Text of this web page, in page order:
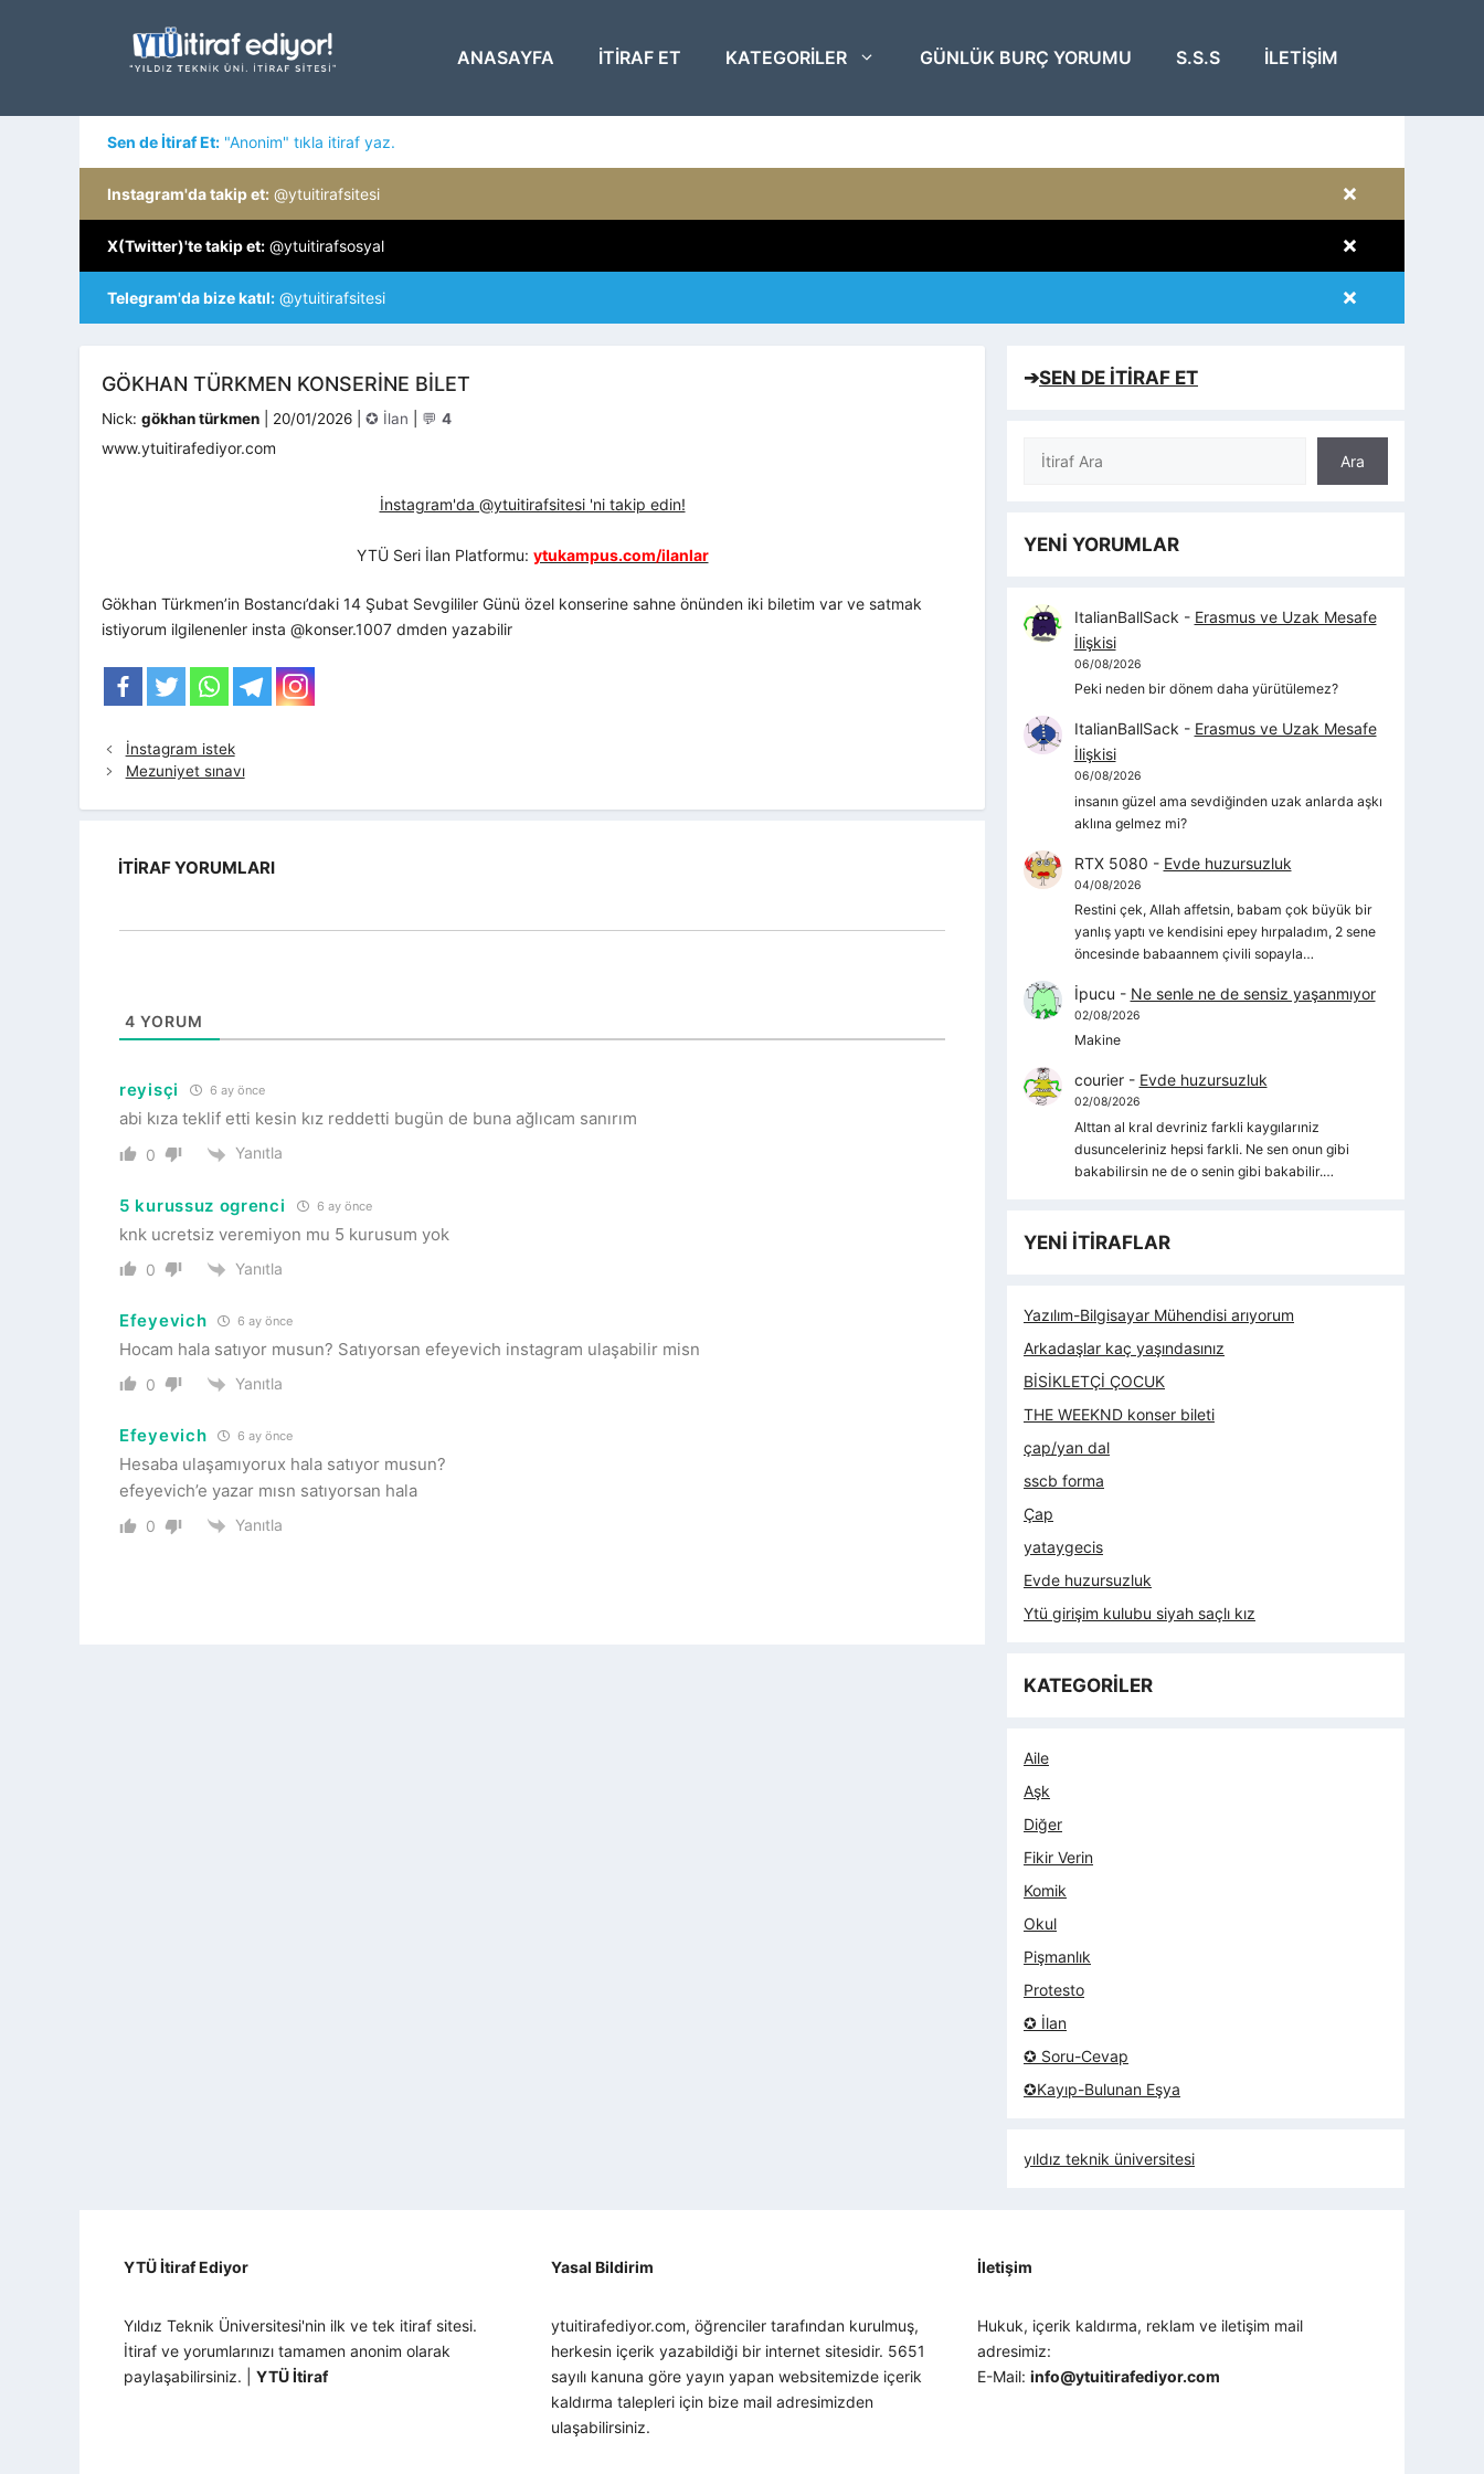
ANASAYFA ITIRAF ET KATEGORILER GÜNLÜK BURÇ YORUMU S.S.S İLETIŞIM
Sen de İtiraf Et: "Anonim" tıkla itiraf yaz.
×
Instagram'da takip et: @ytuitirafsitesi
×
X(Twitter)'te takip et: @ytuitirafsosyal
×
Telegram'da bize katıl: @ytuitirafsitesi
GÖKHAN TÜRKMEN KONSERINE BILET
Nick: gökhan türkmen 20/01/2026 Kategoriler
✪ İlan 💬 4
www.ytuitirafediyor.com
İnstagram'da @ytuitirafsitesi 'ni takip edin!
YTÜ Seri İlan Platformu: ytukampus.com/ilanlar
Gökhan Türkmen’in Bostancı’daki 14 Şubat Sevgililer Günü özel konserine sahne önünden iki biletim var ve satmak
istiyorum ilgilenenler insta @konser.1007 dmden yazabilir
İnstagram istek
Mezuniyet sınavı
İTIRAF YORUMLARI
4 YORUM
reyisçi 6 ay önce
abi kıza teklif etti kesin kız reddetti bugün de buna ağlıcam sanırım
0 Yanıtla
5 kurussuz ogrenci 6 ay önce
knk ucretsiz veremiyon mu 5 kurusum yok
0 Yanıtla
Efeyevich 6 ay önce
Hocam hala satıyor musun? Satıyorsan efeyevich instagram ulaşabilir misn
0 Yanıtla
Efeyevich 6 ay önce
Hesaba ulaşamıyorux hala satıyor musun?
efeyevich’e yazar mısn satıyorsan hala
0 Yanıtla
➔SEN DE İTİRAF ET
Ara
Ara
YENİ YORUMLAR
ItalianBallSack - Erasmus ve Uzak Mesafe
İlişkisi
06/08/2026
Peki neden bir dönem daha yürütülemez?
ItalianBallSack - Erasmus ve Uzak Mesafe
İlişkisi
06/08/2026
insanın güzel ama sevdiğinden uzak anlarda aşkı
aklına gelmez mi?
RTX 5080 - Evde huzursuzluk
04/08/2026
Restini çek, Allah affetsin, babam çok büyük bir
yanlış yaptı ve kendisini epey hırpaladım, 2 sene
öncesinde babaannem çivili sopayla…
İpucu - Ne senle ne de sensiz yaşanmıyor
02/08/2026
Makine
courier- Evde huzursuzluk
02/08/2026
Alttan al kral devriniz farkli kaygılarıniz
dusunceleriniz hepsi farkli. Ne sen onun gibi
bakabilirsin ne de o senin gibi bakabilir.…
YENİ İTİRAFLAR
Yazılım-Bilgisayar Mühendisi arıyorum
Arkadaşlar kaç yaşındasınız
BİSİKLETÇİ ÇOCUK
THE WEEKND konser bileti
çap/yan dal
sscb forma
Çap
yataygecis
Evde huzursuzluk
Ytü girişim kulubu siyah saçlı kız
KATEGORİLER
Aile
Aşk
Diğer
Fikir Verin
Komik
Okul
Pişmanlık
Protesto
✪ İlan
✪ Soru-Cevap
✪Kayıp-Bulunan Eşya
yıldız teknik üniversitesi
YTÜ İtiraf Ediyor
Yıldız Teknik Üniversitesi'nin ilk ve tek itiraf sitesi.
İtiraf ve yorumlarınızı tamamen anonim olarak
paylaşabilirsiniz. | YTÜ İtiraf
Yasal Bildirim
ytuitirafediyor.com, öğrenciler tarafından kurulmuş,
herkesin içerik yazabildiği bir internet sitesidir. 5651
sayılı kanuna göre yayın yapan websitemizde içerik
kaldırma talepleri için bize mail adresimizden
ulaşabilirsiniz.
İletişim
Hukuk, içerik kaldırma, reklam ve iletişim mail
adresimiz:
E-Mail:info@ytuitirafediyor.com